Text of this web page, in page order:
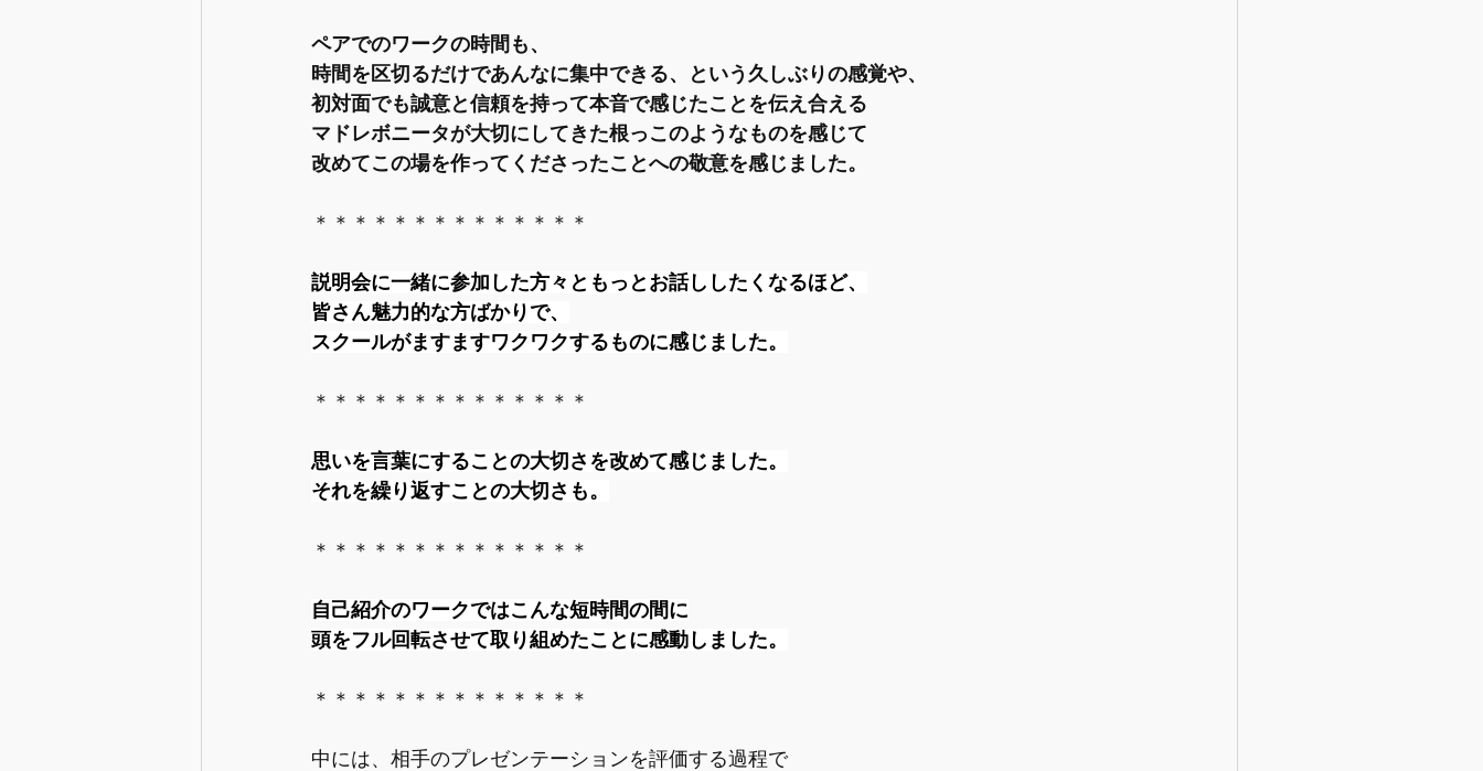
ペアでのワークの時間も、
時間を区切るだけであんなに集中できる、という久しぶりの感覚や、
初対面でも誠意と信頼を持って本音で感じたことを伝え合える
マドレボニータが大切にしてきた根っこのようなものを感じて
改めてこの場を作ってくださったことへの敬意を感じました。
＊＊＊＊＊＊＊＊＊＊＊＊＊＊
説明会に一緒に参加した方々ともっとお話ししたくなるほど、
皆さん魅力的な方ばかりで、
スクールがますますワクワクするものに感じました。
＊＊＊＊＊＊＊＊＊＊＊＊＊＊
思いを言葉にすることの大切さを改めて感じました。
それを繰り返すことの大切さも。
＊＊＊＊＊＊＊＊＊＊＊＊＊＊
自己紹介のワークではこんな短時間の間に
頭をフル回転させて取り組めたことに感動しました。
＊＊＊＊＊＊＊＊＊＊＊＊＊＊
中には、相手のプレゼンテーションを評価する過程で